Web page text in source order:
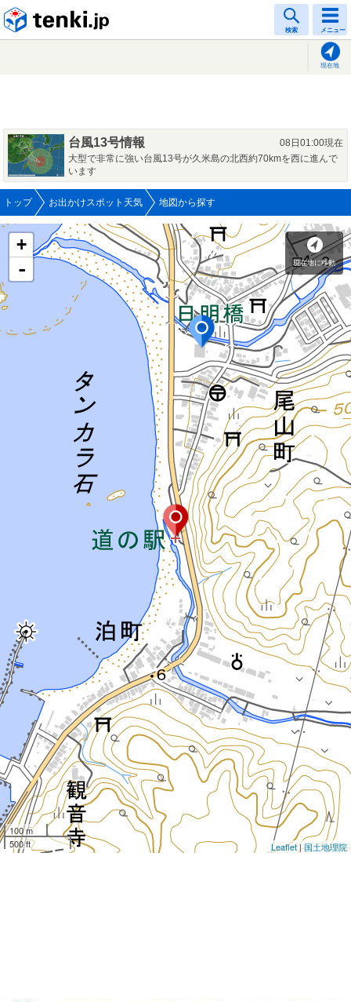
検索 メニュー
現在地
台風13号情報
08日01:00現在
大型で非常に強い台風13号が久米島の北西約70kmを西に進んで
います
トップ お出かけスポット天気 地図から探す
現在地に移動
+
-
100 m
500 ft
Leaflet|国土地理院